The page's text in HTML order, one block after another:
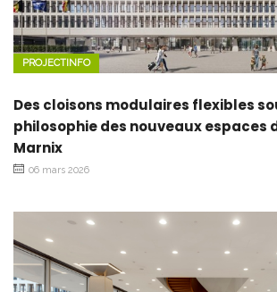
PROJECTINFO
Des cloisons modulaires flexibles
philosophie des nouveaux espaces
Marnix
06 mars 2026